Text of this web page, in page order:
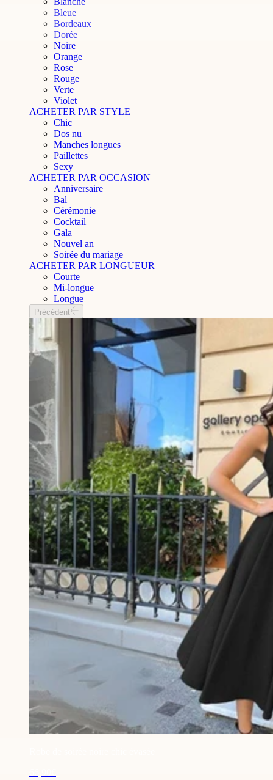
Bleue
Bordeaux
Dorée
Noire
Orange
Rose
Rouge
Verte
Violet
ACHETER PAR STYLE
Chic
Dos nu
Manches longues
Paillettes
Sexy
ACHETER PAR OCCASION
Anniversaire
Bal
Cérémonie
Cocktail
Gala
Nouvel an
Soirée du mariage
ACHETER PAR LONGUEUR
Courte
Mi-longue
Longue
Précédent